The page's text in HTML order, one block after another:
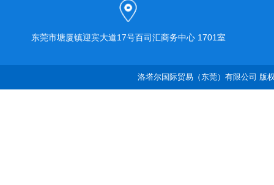
东莞市塘厦镇迎宾大道17号百司汇商务中心 1701室
洛塔尔国际贸易（东莞）有限公司 版